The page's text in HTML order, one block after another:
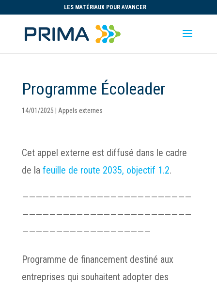
LES MATÉRIAUX POUR AVANCER
Programme Écoleader
14/01/2025 Appels externes
Cet appel externe est diffusé dans le cadre
de la feuille de route 2035, objectif 1.2.
—————————————————————————
—————————————————————————
———————————————————
Programme de financement destiné aux
entreprises qui souhaitent adopter des